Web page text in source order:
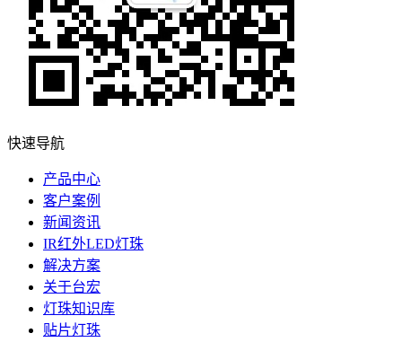
快速导航
产品中心
客户案例
新闻资讯
IR红外LED灯珠
解决方案
关于台宏
灯珠知识库
贴片灯珠